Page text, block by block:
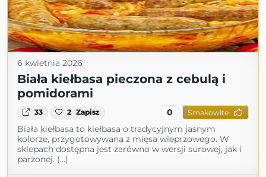
6 kwietnia 2026
Biała kiełbasa pieczona z cebulą i
pomidorami
33 2 Zapisz 0 Smakowite
Biała kiełbasa to kiełbasa o tradycyjnym jasnym
kolorze, przygotowywana z mięsa wieprzowego. W
sklepach dostępna jest zarówno w wersji surowej, jak i
parzonej. (...)